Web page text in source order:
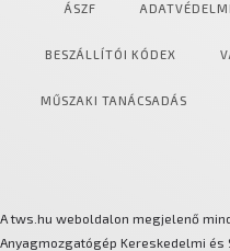
ÁSZF
BESZÁLLÍTÓI KÓDEX
MŰSZAKI TANÁCSADÁS
A tws.hu weboldalon megjelenő
Anyagmozgatógép Kereskedelmi